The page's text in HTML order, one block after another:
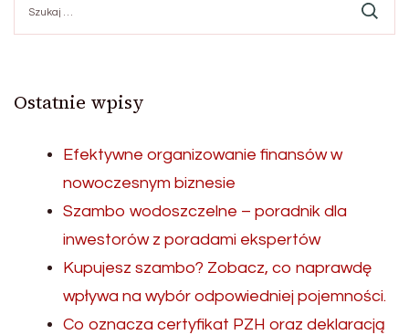
Ostatnie wpisy
Efektywne organizowanie finansów w
nowoczesnym biznesie
Szambo wodoszczelne – poradnik dla
inwestorów z poradami ekspertów
Kupujesz szambo? Zobacz, co naprawdę
wpływa na wybór odpowiedniej pojemności.
Co oznacza certyfikat PZH oraz deklaracją